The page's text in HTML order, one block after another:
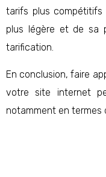
tarifs plus
plus légère et de sa
tarification.
En conclusion, faire
votre site internet
notamment en termes